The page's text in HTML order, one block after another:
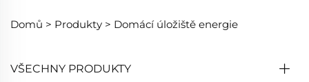
Domů > Produkty > Domácí úložiště energie
VŠECHNY PRODUKTY